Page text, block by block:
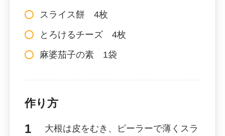
スライス餅 4枚
とろけるチーズ 4枚
麻婆茄子の素 1袋
作り方
大根は皮をむき、ピーラーで薄くスラ